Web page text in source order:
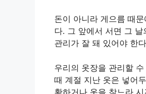
돈이 아니라 게으름 때
다. 그 앞에서 서면 그
관리가 잘 돼 있어야 한
우리의 옷장을 관리할
때 계절 지난 옷은 넣어
황하거나 옷을 찾느라